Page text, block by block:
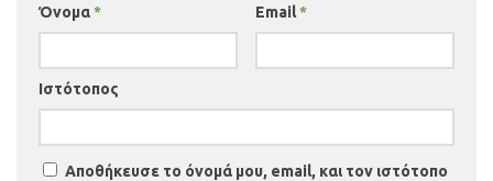
Όνομα* Email*
Ιστότοπος
Αποθήκευσε το όνομά μου, email, και τον ιστότοπο